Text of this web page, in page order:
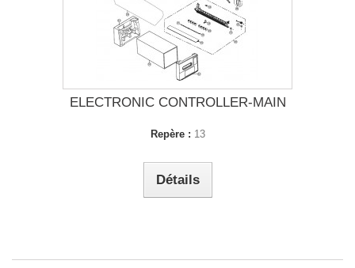
ELECTRONIC CONTROLLER-MAIN
Repère : 13
Détails